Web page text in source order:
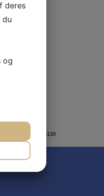
| +45 56380130
deres
du
og